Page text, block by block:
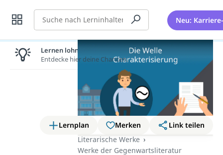
Suche Neu:
Lernplan Merken
Link teilen
Literarische Werke
Werke der Gegenwartsliteratur
Lernen lohnt sich!
Entdecke hier deine Chancen.